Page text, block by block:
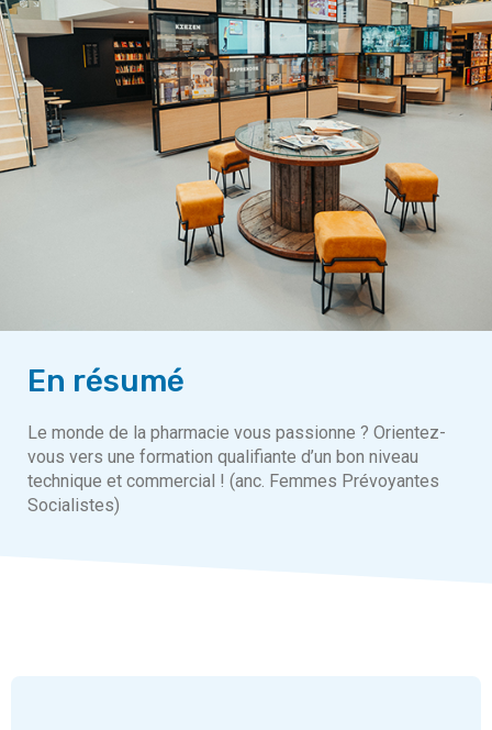
En résumé
Le monde de la pharmacie vous passionne ? Orientez-
vous vers une formation qualifiante d’un bon niveau
technique et commercial ! (anc. Femmes Prévoyantes
Socialistes)